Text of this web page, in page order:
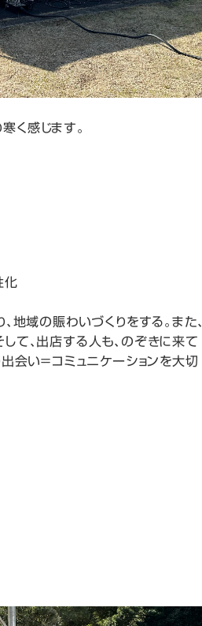
く感じます。
化
地域の賑わいづくりをする。また、
て、出店する人も、のぞきに来て
会い＝コミュニケーションを大切